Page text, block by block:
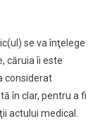
se va înţelege
căruia îi este
considerat
în clar, pentru a fi
actului medical.